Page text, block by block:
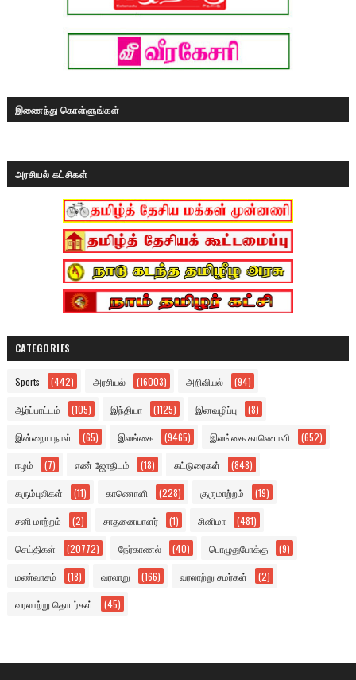
இணைந்து கொள்ளுங்கள்
அரசியல் கட்சிகள்
CATEGORIES
Sports (442) அரசியல் (16003) அறிவியல் (94)
ஆர்ப்பாட்டம் (105) இந்தியா (1125) இனவழிப்பு (8)
இன்றைய நாள் (65) இலங்கை (9465) இலங்கை காணொளி (652)
ஈழம் (7) எண் ஜோதிடம் (18) கட்டுரைகள் (848)
கரும்புலிகள் (11) காணொளி (228) குருமாற்றம் (19)
சனி மாற்றம் (2) சாதனையாளர் (1) சினிமா (481)
செய்திகள் (20772) நேர்காணல் (40) பொழுதுபோக்கு (9)
மண்வாசம் (18) வரலாறு (166) வரலாற்று சமர்கள் (2)
வரலாற்று தொடர்கள் (45)